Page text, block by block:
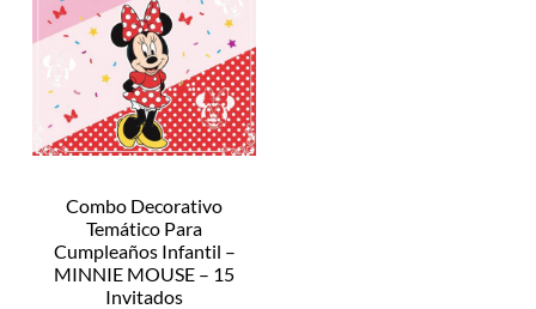
Combo Decorativo
Temático Para
Cumpleaños Infantil –
MINNIE MOUSE – 15
Invitados